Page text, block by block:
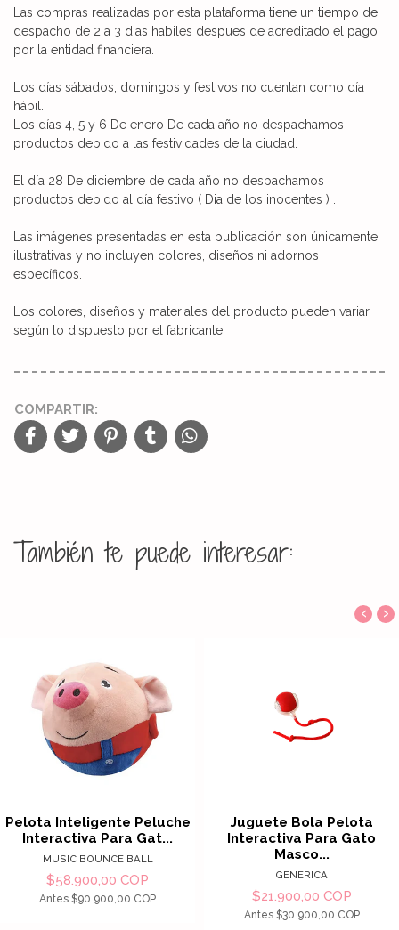
Las compras realizadas por esta plataforma tiene un tiempo de
despacho de 2 a 3 dias habiles despues de acreditado el pago
por la entidad financiera.
Los días sábados, domingos y festivos no cuentan como día
hábil.
Los días 4, 5 y 6 De enero De cada año no despachamos
productos debido a las festividades de la ciudad.
El día 28 De diciembre de cada año no despachamos
productos debido al día festivo ( Dia de los inocentes ) .
Las imágenes presentadas en esta publicación son únicamente
ilustrativas y no incluyen colores, diseños ni adornos
específicos.
Los colores, diseños y materiales del producto pueden variar
según lo dispuesto por el fabricante.
COMPARTIR:
También te puede interesar:
Pelota Inteligente Peluche
Interactiva Para Gat...
MUSIC BOUNCE BALL
$58.900,00 COP
Antes $90.900,00 COP
Juguete Bola Pelota
Interactiva Para Gato
Masco...
GENERICA
$21.900,00 COP
Antes $30.900,00 COP
‹ ›